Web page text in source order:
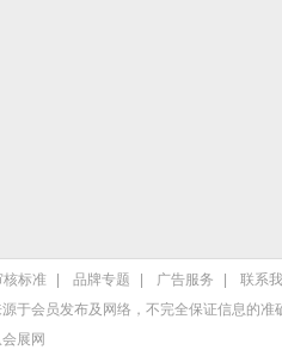
核标准 品牌专题 广告服务 联系
于会员发布及网络，不完全保证信息的
会展网